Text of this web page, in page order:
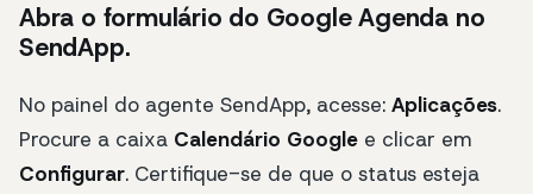
Abra o formulário do Google Agenda no
SendApp.
No painel do agente SendApp, acesse: Aplicações.
Procure a caixa Calendário Google e clicar em
Configurar. Certifique-se de que o status esteja